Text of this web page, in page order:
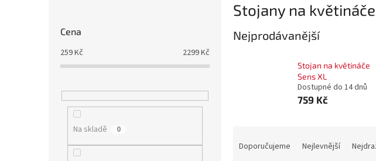
Cena
259Kč 2299Kč
Na skladě 0
Stojany na květináče
Nejprodávanější
Stojan na květináče
Sens XL
Dostupné do 14 dnů
759 Kč
Doporučujeme Nejlevnější